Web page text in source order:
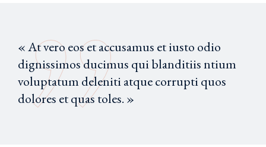
« At vero eos et accusamus et iusto odio
dignissimos ducimus qui blanditiis ntium
voluptatum deleniti atque corrupti quos
dolores et quas toles. »